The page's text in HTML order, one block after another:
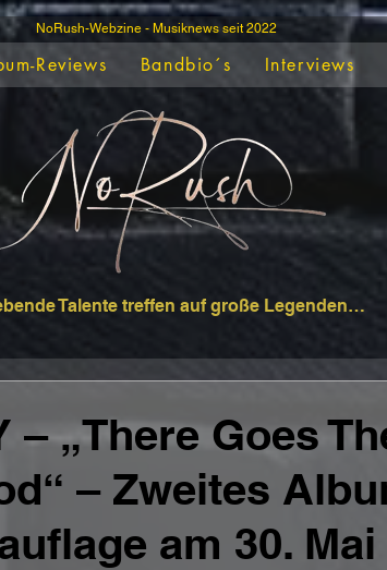
NoRush-Webzine - Musiknews seit 2022
Reviews Bandbio´s Interviews
Talente treffen auf große Legenden…
– „There Goes
– Zweites
am 30. Mai